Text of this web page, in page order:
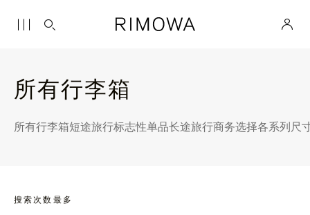
所有行李箱
所有行李箱短途旅行标志性单品长途旅行商务选择各系列尺
搜索次数最多